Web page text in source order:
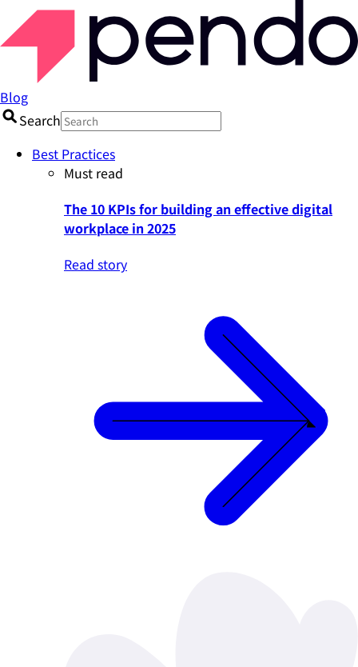
Blog
Search
Best Practices
Must read
The 10 KPIs for building an effective digital
workplace in 2025
Read story